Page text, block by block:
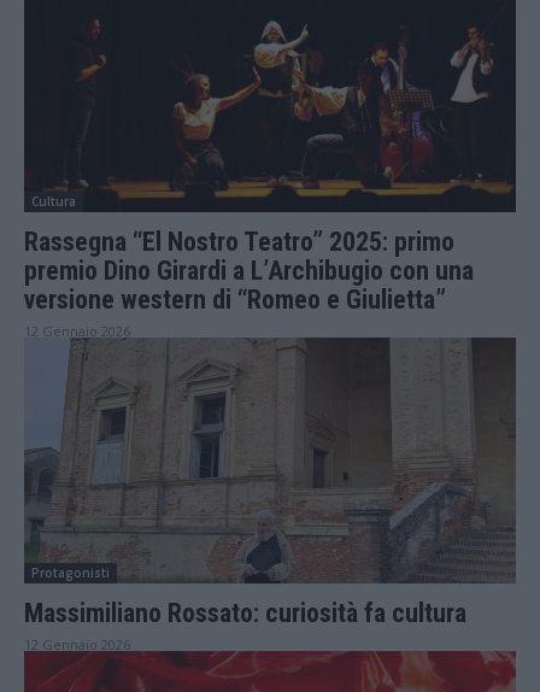
Cultura
Rassegna “El Nostro Teatro” 2025: primo
premio Dino Girardi a L’Archibugio con una
versione western di “Romeo e Giulietta”
12 Gennaio 2026
Protagonisti
Massimiliano Rossato: curiosità fa cultura
12 Gennaio 2026